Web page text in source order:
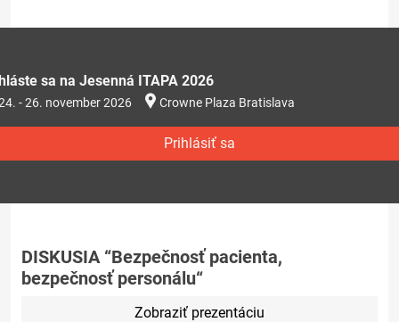
sa na Jesenná ITAPA 2026
- 26. november 2026 Crowne Plaza Bratislava
Prihlásiť sa
DISKUSIA “Bezpečnosť pacienta,
bezpečnosť personálu“
Zobraziť prezentáciu